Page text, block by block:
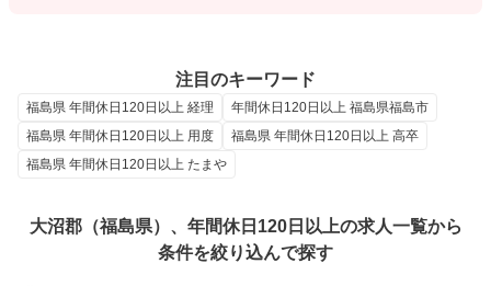
注目のキーワード
福島県 年間休日120日以上 経理
年間休日120日以上 福島県福島市
福島県 年間休日120日以上 用度
福島県 年間休日120日以上 高卒
福島県 年間休日120日以上 たまや
大沼郡（福島県）、年間休日120日以上の求人一覧から
条件を絞り込んで探す